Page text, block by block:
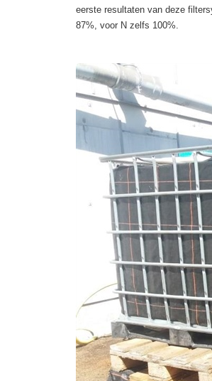
eerste resultaten van deze
87%, voor N zelfs 100%.